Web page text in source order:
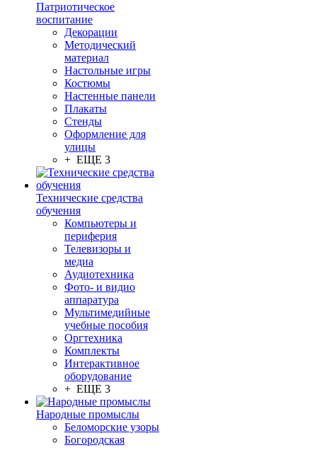
Патриотическое
воспитание
Декорации
Методический
материал
Настольные игры
Костюмы
Настенные панели
Плакаты
Стенды
Оформление для
улицы
+ ЕЩЕ 3
Технические средства
обучения
Компьютеры и
периферия
Телевизоры и
медиа
Аудиотехника
Фото- и видио
аппаратура
Мультимедийные
учебные пособия
Оргтехника
Комплекты
Интерактивное
оборудование
+ ЕЩЕ 3
Народные промыслы
Беломорские узоры
Богородская